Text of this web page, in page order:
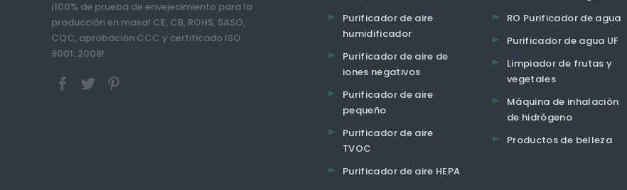
¡100% de prueba de envejecimiento para la
producción en masa! CE, CB, ROHS, SASO,
CQC, aprobación CCC y certificado ISO
9001: 2008!
Purificador de aire
humidificador
Purificador de aire de
iones negativos
Purificador de aire
pequeño
Purificador de aire
TVOC
Purificador de aire HEPA
RO Purificador de agua
Purificador de agua UF
Limpiador de frutas y
vegetales
Máquina de inhalación
de hidrógeno
Productos de belleza